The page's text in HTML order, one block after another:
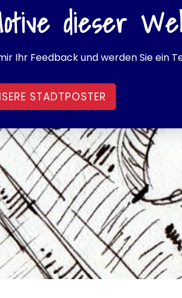
dieser
Ihr Feedback und werden Sie ein
STADTPOSTER